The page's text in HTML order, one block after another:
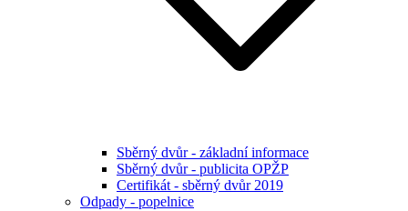
Sběrný dvůr - základní informace
Sběrný dvůr - publicita OPŽP
Certifikát - sběrný dvůr 2019
Odpady - popelnice